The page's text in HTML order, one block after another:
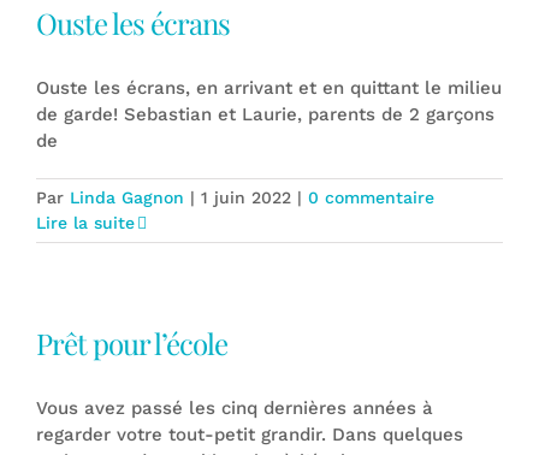
Ouste les écrans
Ouste les écrans, en arrivant et en quittant le milieu
de garde! Sebastian et Laurie, parents de 2 garçons
de
Par Linda Gagnon | 1 juin 2022 | 0 commentaire
Lire la suite
Prêt pour l’école
Vous avez passé les cinq dernières années à
regarder votre tout-petit grandir. Dans quelques